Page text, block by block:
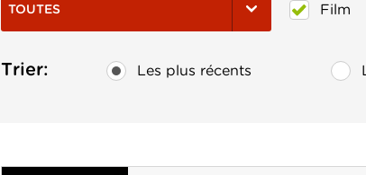
TOUTES Film
Trier: Les plus récents